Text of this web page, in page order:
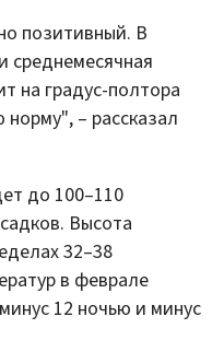
позитивный. В
среднемесячная
на градус-полтора
– рассказал
до 100–110
Высота
32–38
в феврале
12 ночью и минус